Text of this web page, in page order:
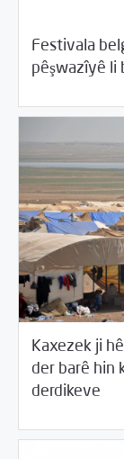
Festivala
pêşwazîyê li
18/2018 Rahînan û
Kaxezek ji
der barê hin
derdikeve
18/2018 Desthilata